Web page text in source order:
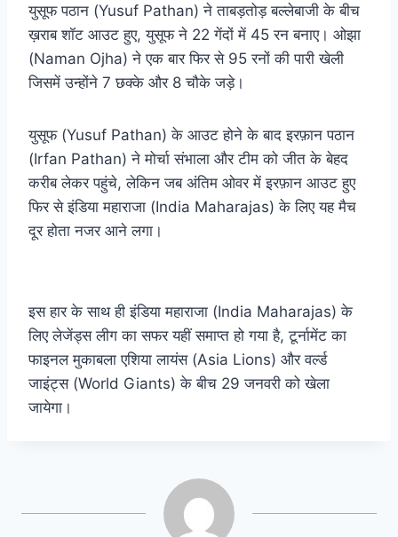
युसूफ पठान (Yusuf Pathan) ने ताबड़तोड़ बल्लेबाजी के बीच
ख़राब शॉट आउट हुए, युसूफ ने 22 गेंदों में 45 रन बनाए। ओझा
(Naman Ojha) ने एक बार फिर से 95 रनों की पारी खेली
जिसमें उन्होंने 7 छक्के और 8 चौके जड़े।
युसूफ (Yusuf Pathan) के आउट होने के बाद इरफ़ान पठान
(Irfan Pathan) ने मोर्चा संभाला और टीम को जीत के बेहद
करीब लेकर पहुंचे, लेकिन जब अंतिम ओवर में इरफ़ान आउट हुए
फिर से इंडिया महाराजा (India Maharajas) के लिए यह मैच
दूर होता नजर आने लगा।
इस हार के साथ ही इंडिया महाराजा (India Maharajas) के
लिए लेजेंड्स लीग का सफर यहीं समाप्त हो गया है, टूर्नामेंट का
फाइनल मुकाबला एशिया लायंस (Asia Lions) और वर्ल्ड
जाइंट्स (World Giants) के बीच 29 जनवरी को खेला
जायेगा।